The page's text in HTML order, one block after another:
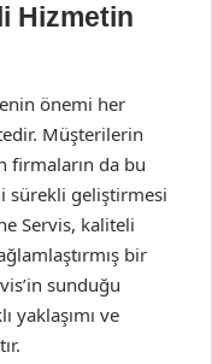
Hizmetin
önemi her
Müşterilerin
firmaların da bu
sürekli geliştirmesi
Servis, kaliteli
bir
sunduğu
yaklaşımı ve